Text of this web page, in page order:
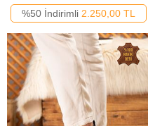
%50 İndirimli 2.250,00 TL